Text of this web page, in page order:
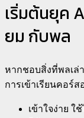
เริ่มต้นยุค
ยม กับพล
หากชอบสิ่งที่พลเล่
การเข้าเรียนคอร์
เข้าใจง่าย ใ